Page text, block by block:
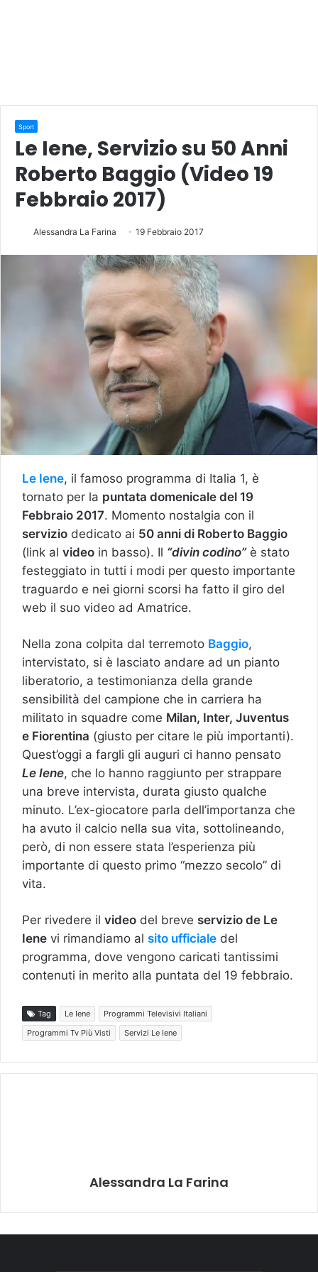
Sport
Le Iene, Servizio su 50 Anni
Roberto Baggio (Video 19
Febbraio 2017)
Alessandra La Farina 19 Febbraio 2017
Le Iene, il famoso programma di Italia 1, è
tornato per la puntata domenicale del 19
Febbraio 2017. Momento nostalgia con il
servizio dedicato ai 50 anni di Roberto Baggio
(link al video in basso). Il “divin codino”è stato
festeggiato in tutti i modi per questo importante
traguardo e nei giorni scorsi ha fatto il giro del
web il suo video ad Amatrice.
Nella zona colpita dal terremoto Baggio,
intervistato, si è lasciato andare ad un pianto
liberatorio, a testimonianza della grande
sensibilità del campione che in carriera ha
militato in squadre come Milan, Inter, Juventus
e Fiorentina (giusto per citare le più importanti).
Quest’oggi a fargli gli auguri ci hanno pensato
Le Iene, che lo hanno raggiunto per strappare
una breve intervista, durata giusto qualche
minuto. L’ex-giocatore parla dell’importanza che
ha avuto il calcio nella sua vita, sottolineando,
però, di non essere stata l’esperienza più
importante di questo primo “mezzo secolo” di
vita.
Per rivedere il video del breve servizio de Le
Iene vi rimandiamo al sito ufficiale del
programma, dove vengono caricati tantissimi
contenuti in merito alla puntata del 19 febbraio.
Tag Le Iene
Programmi Televisivi Italiani
Programmi Tv Più Visti
Servizi Le Iene
Alessandra La Farina